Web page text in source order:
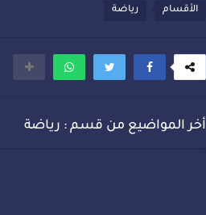
الأقسام رياضة
أخر المواضيع من قسم : رياضة